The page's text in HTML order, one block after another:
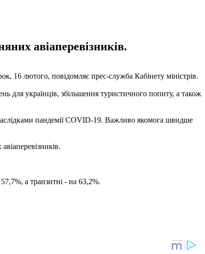
авіаперевізників.
16 лютого, повідомляє прес-служба Кабінету міністрів.
для українців, збільшення туристичного попиту, а також
пандемії COVID-19. Важливо якомога швидше
а транзитні - на 63,2%.